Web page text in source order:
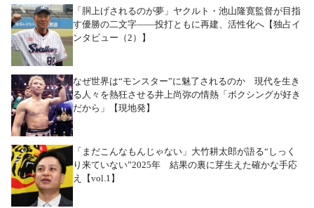
「胴上げされるのが夢」ヤクルト・池山隆寛監督が目指
す優勝の二文字――投打ともに再建、活性化へ【独占イ
ンタビュー（2）】
なぜ世界は“モンスター”に魅了されるのか 現代を生き
る人々を熱狂させる井上尚弥の情熱「ボクシングが好き
だから」【現地発】
「まだこんなもんじゃない」大竹耕太郎が語る“しっく
り来ていない”2025年 結果の裏に芽生えた確かな手応
え【vol.1】